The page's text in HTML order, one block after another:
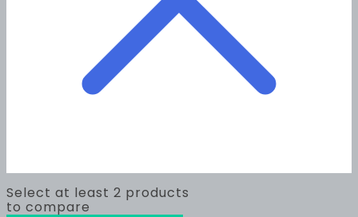
Select at least 2 products
to compare